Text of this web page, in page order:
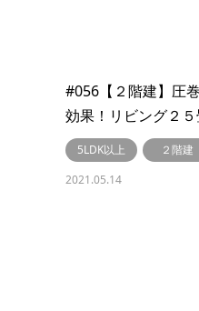
#056【２階建】圧
効果！リビング２
【LibWork～リブワ
5LDK以上
２階建
2021.05.14